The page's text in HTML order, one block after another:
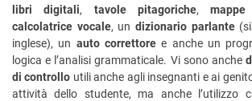
libri digitali, tavole pitagoriche,
calcolatrice vocale, undizionario parlante
inglese), un auto correttore e anche un
logica e l’analisi grammaticale. Vi sono anche
di controllo utili anche agli insegnanti e ai
attività dello studente, ma anche l’utilizzo